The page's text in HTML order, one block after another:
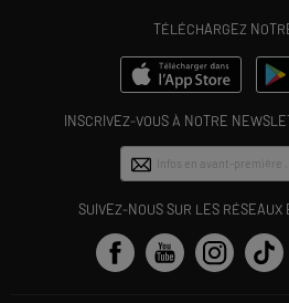
TÉLÉCHARGEZ
INSCRIVEZ-VOUS À NOTRE
SUIVEZ-NOUS SUR LES RÉSEAUX